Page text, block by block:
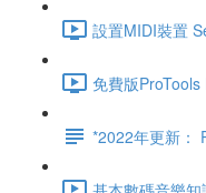
設置MIDI裝置
免費版
*2022年更新：